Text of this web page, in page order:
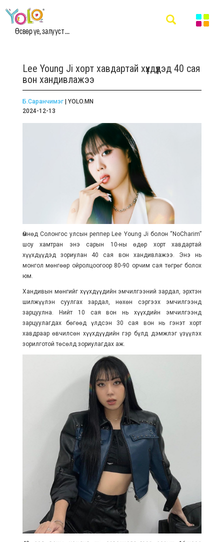
Өсвөр үе, залууст ...
Lee Young Ji хорт хавдартай хүүхдүүдэд 40 сая
вон хандивлажээ
Б.Саранчимэг| YOLO.MN
2024-12-13
Өмнөд Солонгос улсын реппер Lee Young Ji болон “NoCharim”
шоу хамтран энэ сарын 10-ны өдөр хорт хавдартай
хүүхдүүдэд зориулан 40 сая вон хандивлажээ. Энэ нь
монгол мөнгөөр ойролцоогоор 80-90 орчим сая төгрөг болох
юм.
Хандивын мөнгийг хүүхдүүдийн эмчилгээний зардал, эрхтэн
шилжүүлэн суулгах зардал, нөхөн сэргээх эмчилгээнд
зарцуулна. Нийт 10 сая вон нь хүүхдийн эмчилгээнд
зарцуулагдах бөгөөд үлдсэн 30 сая вон нь гэнэт хорт
хавдраар өвчилсөн хүүхдүүдийн гэр бүлд дэмжлэг үзүүлэх
зорилготой төсөлд зориулагдах аж.